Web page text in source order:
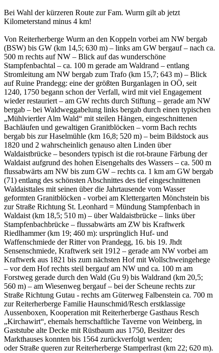
Bei Wahl der kürzeren Route zur Fam. Wurm gilt ab jetzt
Kilometerstand minus 4 km!
Von Reiterherberge Wurm an den Koppeln vorbei am NW bergab
(BSW) bis GW (km 14,5; 630 m) – links am GW bergauf – nach ca.
500 m rechts auf NW – Blick auf das wunderschöne
Stampfenbachtal – ca. 100 m gerade am Waldrand – entlang
Stromleitung am NW bergab zum Trafo (km 15,7; 643 m) – Blick
auf Ruine Prandegg: eine der größten Burganlagen in OÖ, seit
1240, 1750 begann schon der Verfall, wird mit viel Engagement
wieder restauriert – am GW rechts durch Stiftung – gerade am NW
bergab – bei Waldweggabelung links bergab durch einen typischen
„Mühlviertler Alm Wald“ mit steilen Hängen, eingeschnittenen
Bachläufen und gewaltigen Granitblöcken – vorm Bach rechts
bergab bis zur Haselmühle (km 16,8; 520 m) – beim Bildstock aus
1820 und 2 wahrscheinlich genauso alten Linden über
Waldaistbrücke – besonders typisch ist die rot-braune Färbung der
Waldaist aufgrund des hohen Eisengehalts des Wassers – ca. 500 m
flussabwärts am NW bis zum GW – rechts ca. 1 km am GW bergab
(71) entlang des schönsten Abschnittes des tief eingeschnittenen
Waldaisttales mit seinen über die Jahrtausende vom Wasser
geformten Granitblöcken - vorbei am Klettergarten Mönchstein bis
zur Straße Richtung St. Leonhard = Mündung Stampfenbach in
Waldaist (km 18,5; 510 m) – über Waldaistbrücke – links über
Stampfenbachbrücke – flussabwärts am ZW bis Kraftwerk
Riedlhammer (km 19; 460 m): ursprünglich Huf- und
Waffenschmiede der Ritter von Prandegg, 16. bis 19. Jhdt
Sensenschmiede, Kraftwerk seit 1912 – gerade am NW vorbei am
Kraftwerk aus 1821 bis zum nächsten Hof mit Wollschweingehege
– vor dem Hof rechts steil bergauf am NW und ca. 100 m am
Forstweg gerade durch den Wald (Gu 9) bis Waldrand (km 20,5;
560 m) – am Wiesenweg bergauf – bei der Scheune rechts zur
Straße Richtung Gutau - rechts am Güterweg Falbenstein ca. 700 m
zur Reiterherberge Familie Haunschmid/Resch erstklassige
Aussenboxen, Kooperation mit Reiterherberge Gasthaus Resch
„Kirchawirt“, ehemals herrschaftliche Taverne von Weinberg, in
Gaststube alte Decke mit Rüstbaum aus 1750, Besitzer des
Markthauses konnten bis 1564 zurückverfolgt werden;
oder Straße queren zur Reiterherberge Stamperlrast (km 22; 620 m).